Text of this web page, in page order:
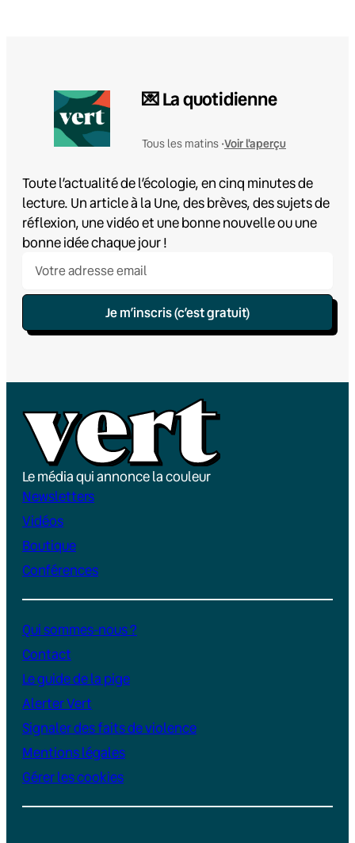
💌 La quotidienne
Tous les matins •Voir l'aperçu
Toute l’actualité de l’écologie, en cinq minutes de
lecture. Un article à la Une, des brèves, des sujets de
réflexion, une vidéo et une bonne nouvelle ou une
bonne idée chaque jour !
Je m’inscris (c’est gratuit)
Le média qui annonce la couleur
Newsletters
Vidéos
Boutique
Conférences
Qui sommes-nous ?
Contact
Le guide de la pige
Alerter Vert
Signaler des faits de violence
Mentions légales
Gérer les cookies